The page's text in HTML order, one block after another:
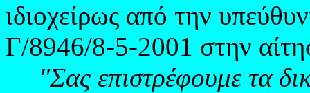
ιδιοχείρως από την
Γ/8946/8-5-2001 στην
"Σας επιστρέφουμε τα